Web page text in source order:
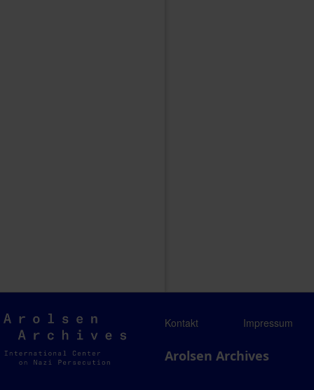
Arolsen
Archives
Kontakt Impressum
Arolsen Archives